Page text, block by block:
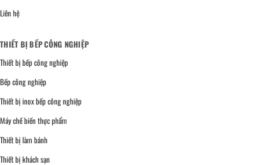
Liên hệ
THIẾT BỊ BẾP CÔNG NGHIỆP
Thiết bị bếp công nghiệp
Bếp công nghiệp
Thiết bị inox bếp công nghiệp
Máy chế biến thực phẩm
Thiết bị làm bánh
Thiết bị khách sạn